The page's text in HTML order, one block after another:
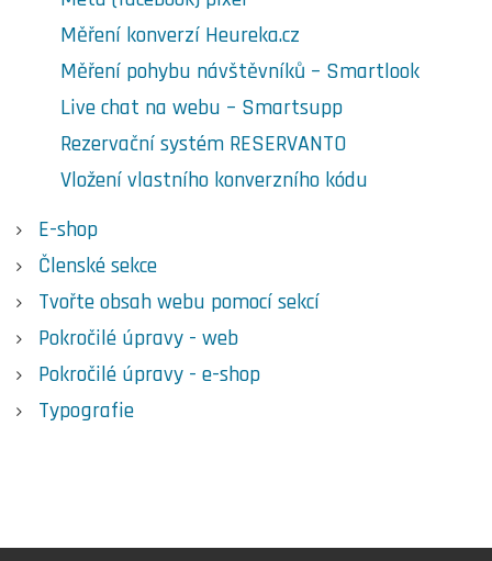
Měření konverzí Heureka.cz
Měření pohybu návštěvníků – Smartlook
Live chat na webu – Smartsupp
Rezervační systém RESERVANTO
Vložení vlastního konverzního kódu
E-shop
Členské sekce
Tvořte obsah webu pomocí sekcí
Pokročilé úpravy - web
Pokročilé úpravy - e-shop
Typografie